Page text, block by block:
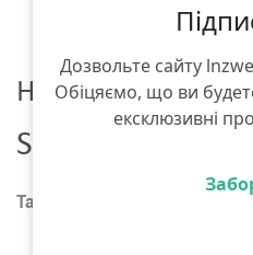
Дозвольте сайту
Обіцяємо, що ви
ексклюзивні
Насіння
Syngenta
Тара :